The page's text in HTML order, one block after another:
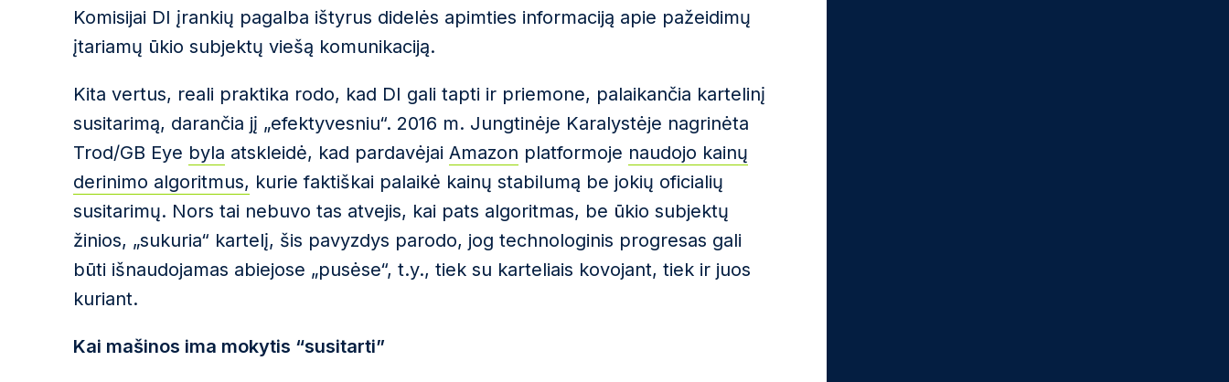
Komisijai DI įrankių pagalba ištyrus didelės apimties informaciją apie pažeidimų
įtariamų ūkio subjektų viešą komunikaciją.
Kita vertus, reali praktika rodo, kad DI gali tapti ir priemone, palaikančia kartelinį
susitarimą, darančia jį „efektyvesniu“. 2016 m. Jungtinėje Karalystėje nagrinėta
Trod/GB Eye byla atskleidė, kad pardavėjai Amazon platformoje naudojo kainų
derinimo algoritmus, kurie faktiškai palaikė kainų stabilumą be jokių oficialių
susitarimų. Nors tai nebuvo tas atvejis, kai pats algoritmas, be ūkio subjektų
žinios, „sukuria“ kartelį, šis pavyzdys parodo, jog technologinis progresas gali
būti išnaudojamas abiejose „pusėse“, t.y., tiek su karteliais kovojant, tiek ir juos
kuriant.
Kai mašinos ima mokytis “susitarti”